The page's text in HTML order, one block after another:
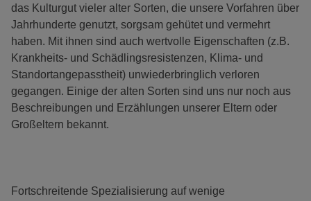
das Kulturgut vieler alter Sorten, die unsere Vorfahren über
Jahrhunderte genutzt, sorgsam gehütet und vermehrt
haben. Mit ihnen sind auch wertvolle Eigenschaften (z.B.
Krankheits- und Schädlingsresistenzen, Klima- und
Standortangepasstheit) unwiederbringlich verloren
gegangen. Einige der alten Sorten sind uns nur noch aus
Beschreibungen und Erzählungen unserer Eltern oder
Großeltern bekannt.
Fortschreitende Spezialisierung auf wenige